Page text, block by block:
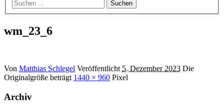
wm_23_6
Von Matthias Schlegel Veröffentlicht 5. Dezember 2023 Die
Originalgröße beträgt 1440 × 960 Pixel
Archiv